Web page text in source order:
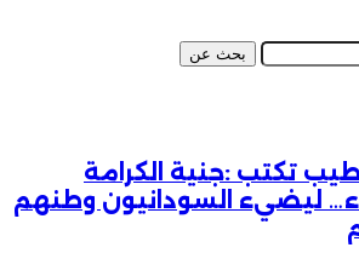
بحث عن
تكتب :جنية الكرامة
ليضيء السودانيون وطنهم